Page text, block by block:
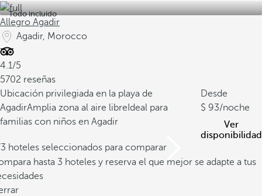
Todo incluido
Allegro Agadir
Agadir, Morocco
4.1/5
5702 reseñas
Ubicación privilegiada en la playa de
AgadirAmplia zona al aire libre Ideal para
familias con niños en Agadir
Desde
93/noche
Ver
disponibilidad
hoteles seleccionados para comparar
hasta 3 hoteles y reserva el que mejor se adapte a tus